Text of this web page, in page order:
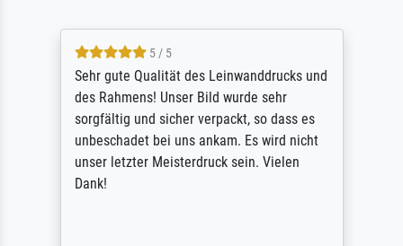
5 / 5
Sehr gute Qualität des Leinwanddrucks und
des Rahmens! Unser Bild wurde sehr
sorgfältig und sicher verpackt, so dass es
unbeschadet bei uns ankam. Es wird nicht
unser letzter Meisterdruck sein. Vielen
Dank!